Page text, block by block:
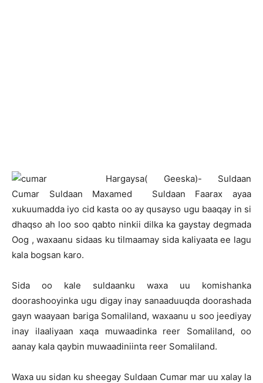
Hargaysa( Geeska)- Suldaan
Cumar Suldaan Maxamed Suldaan Faarax ayaa
xukuumadda iyo cid kasta oo ay qusayso ugu baaqay in si
dhaqso ah loo soo qabto ninkii dilka ka gaystay degmada
Oog , waxaanu sidaas ku tilmaamay sida kaliyaata ee lagu
kala bogsan karo.
Sida oo kale suldaanku waxa uu komishanka
doorashooyinka ugu digay inay sanaaduuqda doorashada
gayn waayaan bariga Somaliland, waxaanu u soo jeediyay
inay ilaaliyaan xaqa muwaadinka reer Somaliland, oo
aanay kala qaybin muwaadiniinta reer Somaliland.
Waxa uu sidan ku sheegay Suldaan Cumar mar uu xalay la